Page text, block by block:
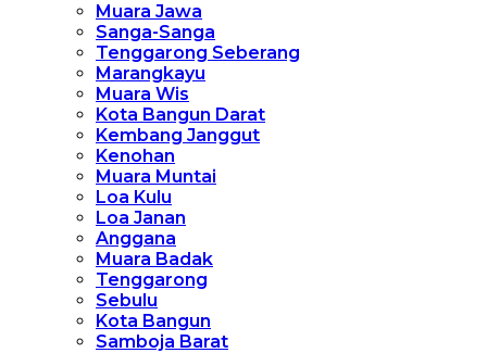
Muara Jawa
Sanga-Sanga
Tenggarong Seberang
Marangkayu
Muara Wis
Kota Bangun Darat
Kembang Janggut
Kenohan
Muara Muntai
Loa Kulu
Loa Janan
Anggana
Muara Badak
Tenggarong
Sebulu
Kota Bangun
Samboja Barat